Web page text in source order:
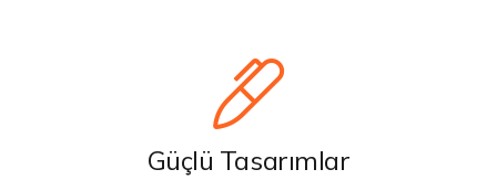
Güçlü Tasarımlar